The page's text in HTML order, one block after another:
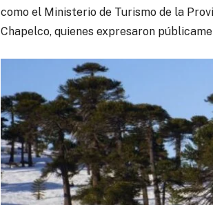
como el Ministerio de Turismo de la
Chapelco, quienes expresaron